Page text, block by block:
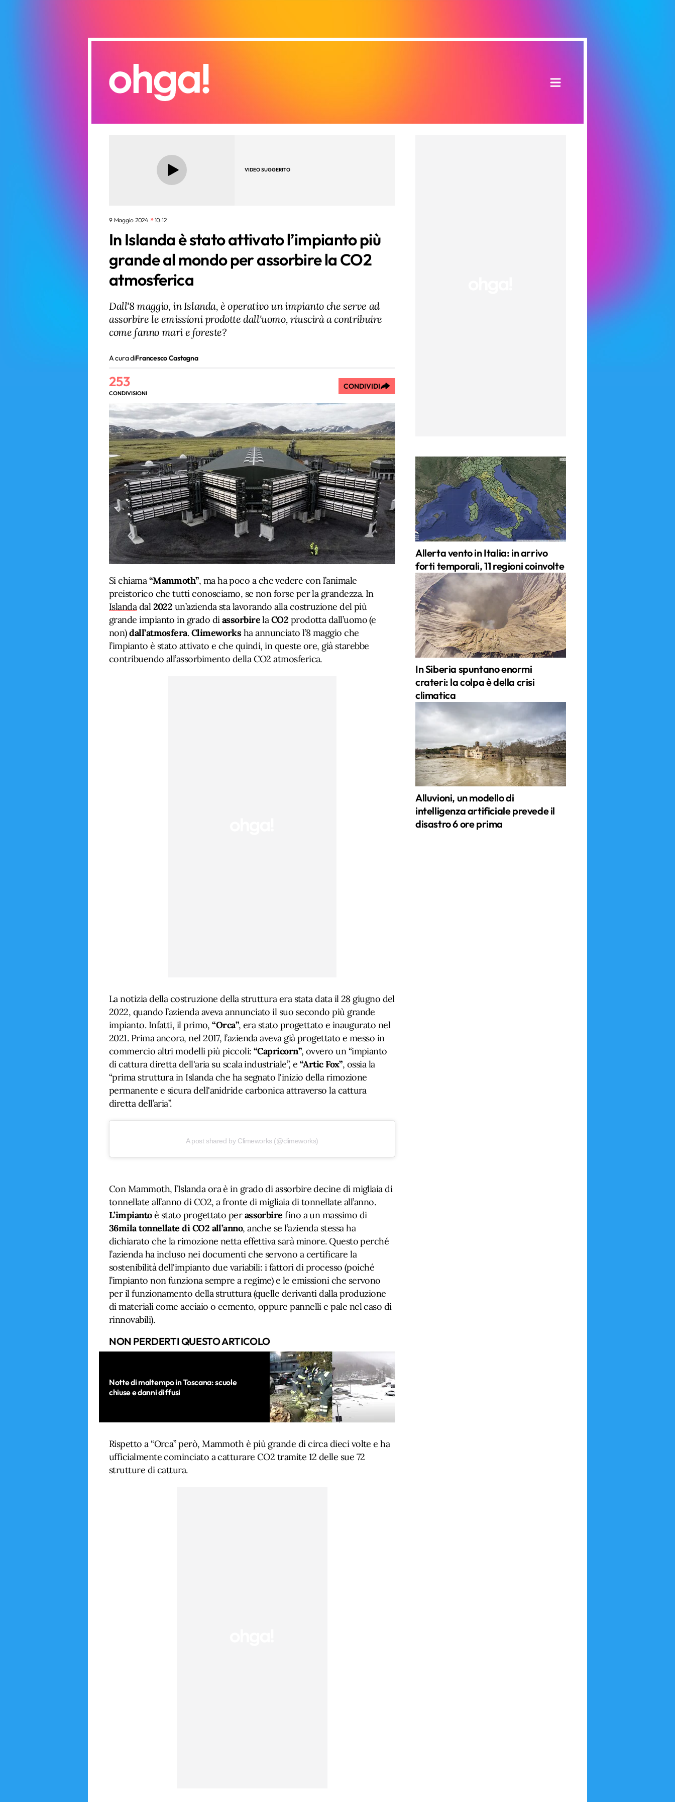
VIDEO SUGGERITO
9 Maggio 2024 10:12
In Islanda è stato attivato l’impianto più
grande al mondo per assorbire la CO2
atmosferica
Dall'8 maggio, in Islanda, è operativo un impianto che serve ad
assorbire le emissioni prodotte dall'uomo, riuscirà a contribuire
come fanno mari e foreste?
A cura diFrancesco Castagna
253
CONDIVISIONI
CONDIVIDI
Si chiama“Mammoth”, ma ha poco a che vedere con l’animale
preistorico che tutti conosciamo, se non forse per la grandezza. In
Islandadal2022 un’azienda sta lavorando alla costruzione del più
grande impianto in grado diassorbirelaCO2 prodotta dall’uomo (e
non)dall’atmosfera.Climeworksha annunciato l’8 maggio che
l’impianto è stato attivato e che quindi, in queste ore, già starebbe
contribuendo all’assorbimento della CO2 atmosferica.
La notizia della costruzione della struttura era stata data il 28 giugno del
2022, quando l’azienda aveva annunciato il suo secondo più grande
impianto. Infatti, il primo,“Orca”, era stato progettato e inaugurato nel
2021. Prima ancora, nel 2017, l’azienda aveva già progettato e messo in
commercio altri modelli più piccoli:“Capricorn”, ovvero un “impianto
di cattura diretta dell'aria su scala industriale”, e “Artic Fox”, ossia la
“prima struttura in Islanda che ha segnato l'inizio della rimozione
permanente e sicura dell'anidride carbonica attraverso la cattura
diretta dell’aria”.
A post shared by Climeworks (@climeworks)
Con Mammoth, l’Islanda ora è in grado di assorbire decine di migliaia di
tonnellate all’anno di CO2, a fronte di migliaia di tonnellate all’anno.
L’impiantoè stato progettato perassorbire fino a un massimo di
36mila tonnellate di CO2 all’anno, anche se l’azienda stessa ha
dichiarato che la rimozione netta effettiva sarà minore. Questo perché
l’azienda ha incluso nei documenti che servono a certificare la
sostenibilità dell'impianto due variabili: i fattori di processo (poiché
l’impianto non funziona sempre a regime) e le emissioni che servono
per il funzionamento della struttura (quelle derivanti dalla produzione
di materiali come acciaio o cemento, oppure pannelli e pale nel caso di
rinnovabili).
NON PERDERTI QUESTO ARTICOLO
Notte di maltempo in Toscana: scuole
chiuse e danni diffusi
Rispetto a “Orca” però, Mammoth è più grande di circa dieci volte e ha
ufficialmente cominciato a catturare CO2 tramite 12 delle sue 72
strutture di cattura.
Allerta vento in Italia: in arrivo
forti temporali, 11 regioni coinvolte
In Siberia spuntano enormi
crateri: la colpa è della crisi
climatica
Alluvioni, un modello di
intelligenza artificiale prevede il
disastro 6 ore prima